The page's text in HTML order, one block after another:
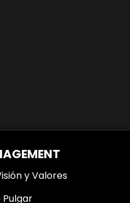
y Valores